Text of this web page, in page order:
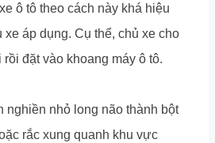
ô tô theo cách này khá hiệu
áp dụng. Cụ thể, chủ xe cho
đặt vào khoang máy ô tô.
nghiền nhỏ long não thành bột
rắc xung quanh khu vực